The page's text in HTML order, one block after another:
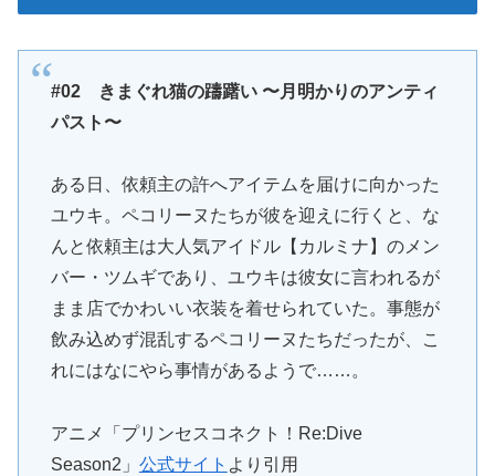
#02 きまぐれ猫の躊躇い 〜月明かりのアンティ
パスト〜
ある日、依頼主の許へアイテムを届けに向かった
ユウキ。ペコリーヌたちが彼を迎えに行くと、な
んと依頼主は大人気アイドル【カルミナ】のメン
バー・ツムギであり、ユウキは彼女に言われるが
まま店でかわいい衣装を着せられていた。事態が
飲み込めず混乱するペコリーヌたちだったが、こ
れにはなにやら事情があるようで……。
アニメ「プリンセスコネクト！Re:Dive
Season2」 公式サイト より引用